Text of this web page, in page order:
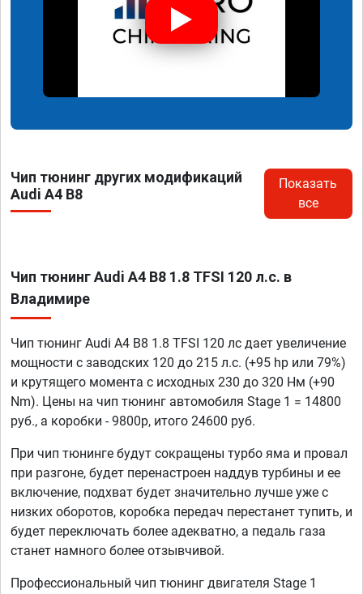
Чип тюнинг других модификаций
Audi A4 B8
Показать
все
Чип тюнинг Audi A4 B8 1.8 TFSI 120 л.с. в
Владимире
Чип тюнинг Audi A4 B8 1.8 TFSI 120 лс дает увеличение
мощности с заводских 120 до 215 л.с. (+95 hp или 79%)
и крутящего момента с исходных 230 до 320 Нм (+90
Nm). Цены на чип тюнинг автомобиля Stage 1 = 14800
руб., а коробки - 9800р, итого 24600 руб.
При чип тюнинге будут сокращены турбо яма и провал
при разгоне, будет перенастроен наддув турбины и ее
включение, подхват будет значительно лучше уже с
низких оборотов, коробка передач перестанет тупить, и
будет переключать более адекватно, а педаль газа
станет намного более отзывчивой.
Профессиональный чип тюнинг двигателя Stage 1